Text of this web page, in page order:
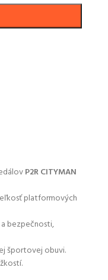
P2R CITYMAN
platformových
bezpečnosti,
športovej obuvi.